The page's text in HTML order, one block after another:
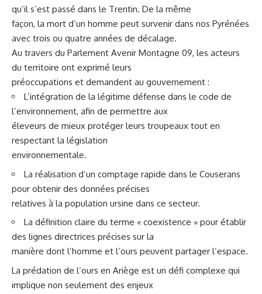
qu’il s’est passé dans le Trentin. De la même
façon, la mort d’un homme peut survenir dans nos Pyrénées
avec trois ou quatre années de décalage.
Au travers du Parlement Avenir Montagne 09, les acteurs
du territoire ont exprimé leurs
préoccupations et demandent au gouvernement :
L’intégration de la légitime défense dans le code de
l’environnement, afin de permettre aux
éleveurs de mieux protéger leurs troupeaux tout en
respectant la législation
environnementale.
La réalisation d’un comptage rapide dans le Couserans
pour obtenir des données précises
relatives à la population ursine dans ce secteur.
La définition claire du terme « coexistence » pour établir
des lignes directrices précises sur la
manière dont l’homme et l’ours peuvent partager l’espace.
La prédation de l’ours en Ariège est un défi complexe qui
implique non seulement des enjeux